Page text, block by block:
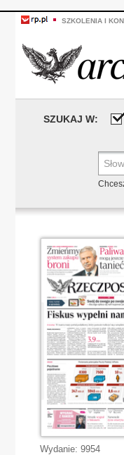
SZKOLENIA I
SZUKAJ W:
Wydanie: 9954